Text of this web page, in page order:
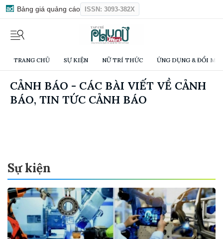
Bảng giá quảng cáo ISSN: 3093-382X
TRANG CHỦ SỰ KIỆN NỮ TRÍ THỨC ỨNG DỤNG & ĐỔI
CẢNH BÁO - CÁC BÀI VIẾT VỀ CẢNH
BÁO, TIN TỨC CẢNH BÁO
Sự kiện